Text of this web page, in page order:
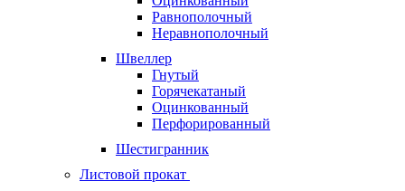
Равнополочный
Неравнополочный
Швеллер
Гнутый
Горячекатаный
Оцинкованный
Перфорированный
Шестигранник
Листовой прокат